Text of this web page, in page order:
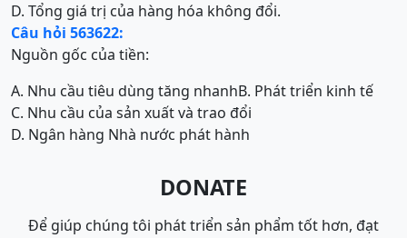
D. Tổng giá trị của hàng hóa không đổi.
Câu hỏi 563622:
Nguồn gốc của tiền:
A. Nhu cầu tiêu dùng tăng nhanhB. Phát triển kinh tế
C. Nhu cầu của sản xuất và trao đổi
D. Ngân hàng Nhà nước phát hành
DONATE
Để giúp chúng tôi phát triển sản phẩm tốt hơn, đạt